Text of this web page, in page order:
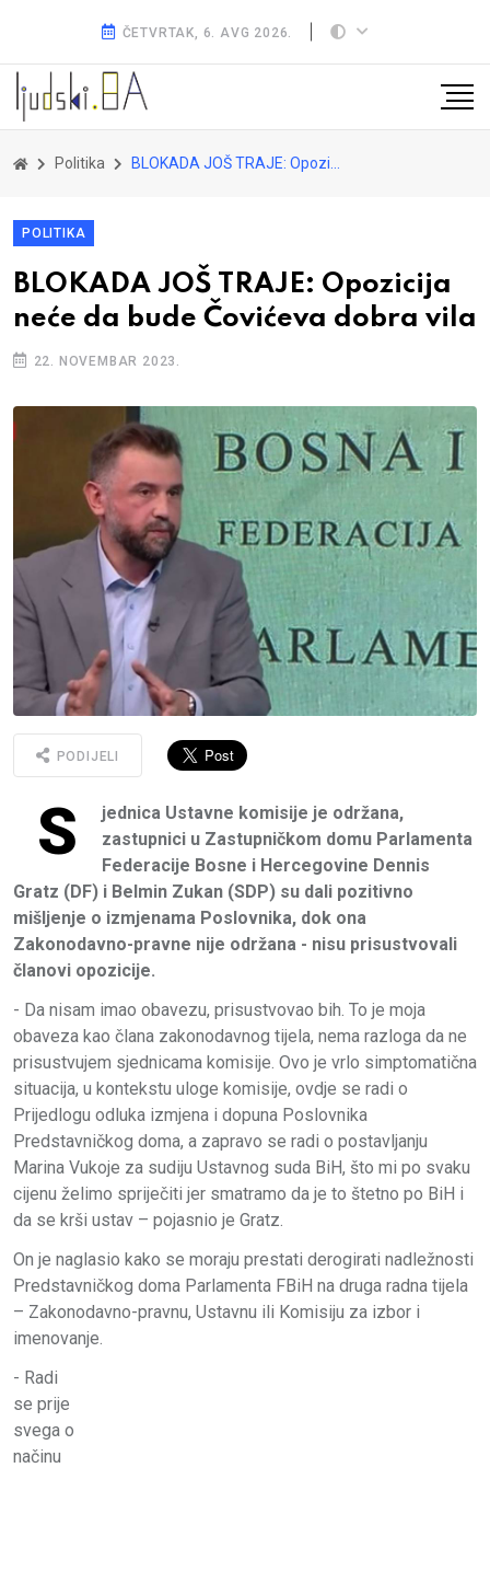
ČETVRTAK, 6. AVG 2026.
Politika BLOKADA JOŠ TRAJE: Opozicija neće da bude Čovićeva dobra vila
POLITIKA
BLOKADA JOŠ TRAJE: Opozicija
neće da bude Čovićeva dobra vila
22. NOVEMBAR 2023.
PODIJELI
S
jednica Ustavne komisije je održana,
zastupnici u Zastupničkom domu Parlamenta
Federacije Bosne i Hercegovine Dennis
Gratz (DF) i Belmin Zukan (SDP) su dali pozitivno
mišljenje o izmjenama Poslovnika, dok ona
Zakonodavno-pravne nije održana - nisu prisustvovali
članovi opozicije.
- Da nisam imao obavezu, prisustvovao bih. To je moja
obaveza kao člana zakonodavnog tijela, nema razloga da ne
prisustvujem sjednicama komisije. Ovo je vrlo simptomatična
situacija, u kontekstu uloge komisije, ovdje se radi o
Prijedlogu odluka izmjena i dopuna Poslovnika
Predstavničkog doma, a zapravo se radi o postavljanju
Marina Vukoje za sudiju Ustavnog suda BiH, što mi po svaku
cijenu želimo spriječiti jer smatramo da je to štetno po BiH i
da se krši ustav – pojasnio je Gratz.
On je naglasio kako se moraju prestati derogirati nadležnosti
Predstavničkog doma Parlamenta FBiH na druga radna tijela
– Zakonodavno-pravnu, Ustavnu ili Komisiju za izbor i
imenovanje.
- Radi
se prije
svega o
načinu